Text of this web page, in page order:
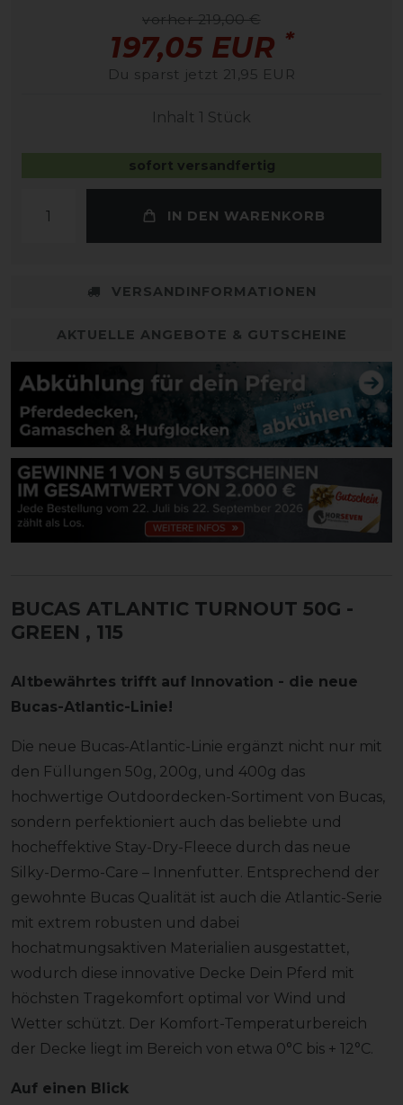
vorher 219,00 €
197,05 EUR *
Du sparst jetzt 21,95 EUR
Inhalt 1 Stück
sofort versandfertig
IN DEN WARENKORB
VERSANDINFORMATIONEN
AKTUELLE ANGEBOTE & GUTSCHEINE
BUCAS ATLANTIC TURNOUT 50G -
GREEN , 115
Altbewährtes trifft auf Innovation - die neue
Bucas-Atlantic-Linie!
Die neue Bucas-Atlantic-Linie ergänzt nicht nur mit
den Füllungen 50g, 200g, und 400g das
hochwertige Outdoordecken-Sortiment von Bucas,
sondern perfektioniert auch das beliebte und
hocheffektive Stay-Dry-Fleece durch das neue
Silky-Dermo-Care – Innenfutter. Entsprechend der
gewohnte Bucas Qualität ist auch die Atlantic-Serie
mit extrem robusten und dabei
hochatmungsaktiven Materialien ausgestattet,
wodurch diese innovative Decke Dein Pferd mit
höchsten Tragekomfort optimal vor Wind und
Wetter schützt. Der Komfort-Temperaturbereich
der Decke liegt im Bereich von etwa 0°C bis + 12°C.
Auf einen Blick